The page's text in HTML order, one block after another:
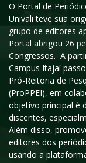
O Portal de
Univali teve sua
grupo de editores
Portal abrigou 26
Congressos. A
Campus Itajaí
Pró-Reitoria de
(ProPPEI), em
objetivo principal é
discentes,
Além disso,
editores dos
usando a